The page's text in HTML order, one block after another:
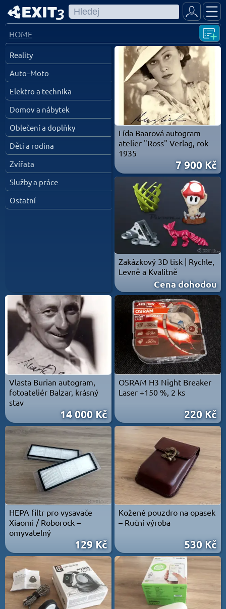
HOME
Reality
Auto–Moto
Elektro a technika
Domov a nábytek
Oblečení a doplňky
Děti a rodina
Zvířata
Služby a práce
Ostatní
Lída Baarová autogram
atelier "Ross" Verlag, rok
1935
7 900 Kč
Zakázkový 3D tisk | Rychle,
Levně a Kvalitně
Cena dohodou
Vlasta Burian autogram,
fotoateliér Balzar, krásný
stav
14 000 Kč
OSRAM H3 Night Breaker
Laser +150 %, 2 ks
220 Kč
HEPA filtr pro vysavače
Xiaomi / Roborock –
omyvatelný
129 Kč
Kožené pouzdro na opasek
– Ruční výroba
530 Kč